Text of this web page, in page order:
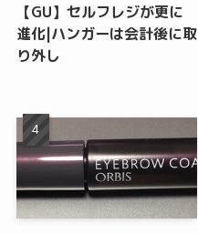
【GU】セルフレジが更に
進化|ハンガーは会計後に取
り外し